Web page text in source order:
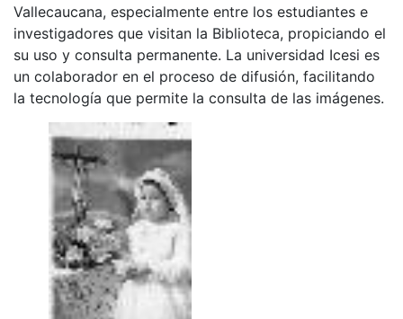
Vallecaucana, especialmente entre los estudiantes e
investigadores que visitan la Biblioteca, propiciando el
su uso y consulta permanente. La universidad Icesi es
un colaborador en el proceso de difusión, facilitando
la tecnología que permite la consulta de las imágenes.